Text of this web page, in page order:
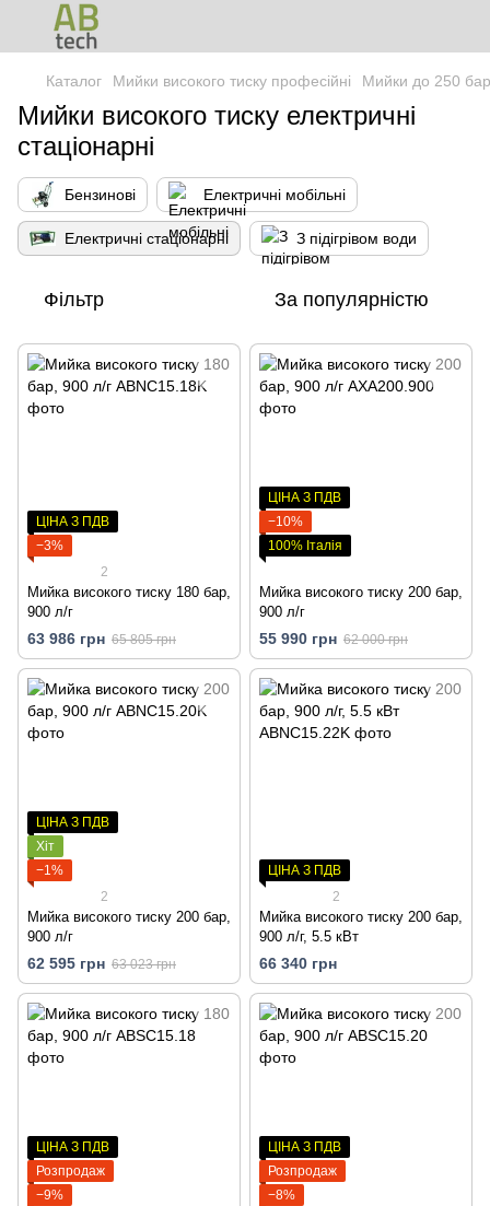
Каталог Мийки високого тиску професійні Мийки до 250 бар
Мийки високого тиску електричні
стаціонарні
Бензинові Електричні мобільні
Електричні стаціонарні З підігрівом води
Фільтр За популярністю
ЦІНА З ПДВ
−3%
2
Мийка високого тиску 180 бар,
900 л/г
63 986 грн 65 805 грн
ЦІНА З ПДВ
−10%
100% Італія
Мийка високого тиску 200 бар,
900 л/г
55 990 грн 62 000 грн
ЦІНА З ПДВ
Хіт
−1%
2
Мийка високого тиску 200 бар,
900 л/г
62 595 грн 63 023 грн
ЦІНА З ПДВ
2
Мийка високого тиску 200 бар,
900 л/г, 5.5 кВт
66 340 грн
ЦІНА З ПДВ
Розпродаж
−9%
ЦІНА З ПДВ
Розпродаж
−8%